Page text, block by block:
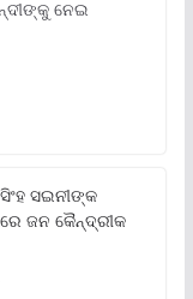
ନେଇ
ସଇନୀଙ୍କ
ଜନ କୈନ୍ଦ୍ରୀକ